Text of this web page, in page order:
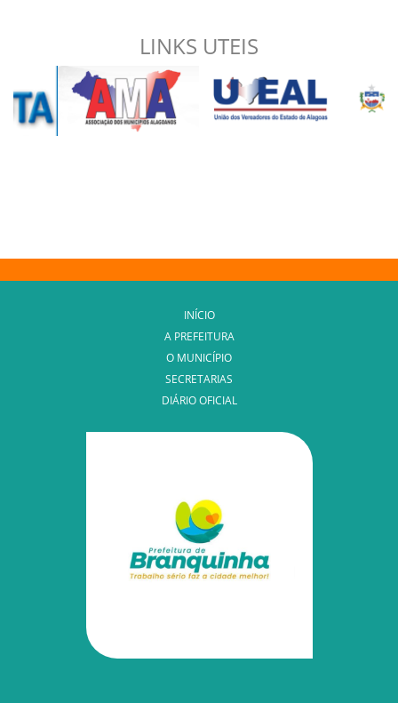
LINKS UTEIS
INÍCIO
A PREFEITURA
O MUNICÍPIO
SECRETARIAS
DIÁRIO OFICIAL